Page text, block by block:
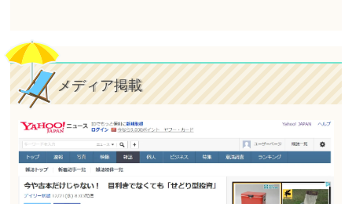
メディア掲載